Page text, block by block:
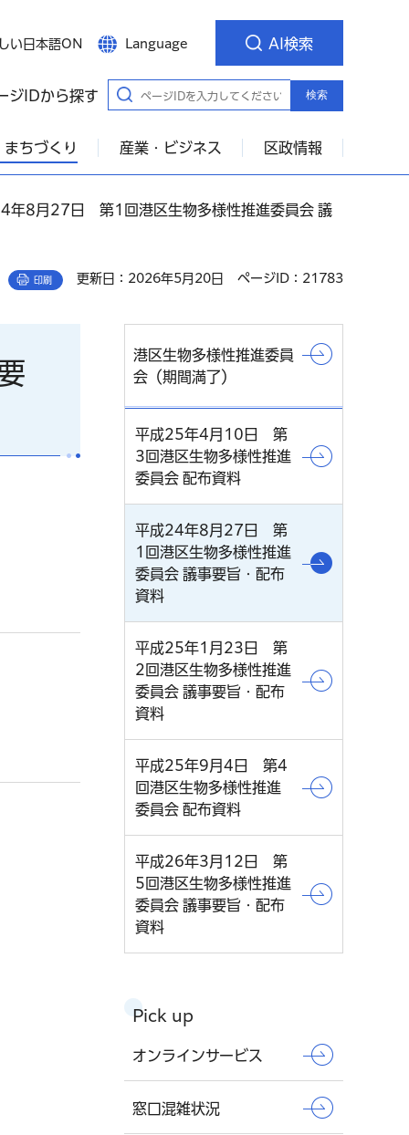
い日本語ON Language AI検索
ジIDから探す 検索
まちづくり 産業・ビジネス 区政情報
年8月27日 第1回港区生物多様性推進委員会 議
印刷 更新日：2026年5月20日 ページID：21783
港区生物多様性推進委員
会（期間満了）
平成25年4月10日 第
3回港区生物多様性推進
委員会 配布資料
平成24年8月27日 第
1回港区生物多様性推進
委員会 議事要旨・配布
資料
平成25年1月23日 第
2回港区生物多様性推進
委員会 議事要旨・配布
資料
平成25年9月4日 第4
回港区生物多様性推進
委員会 配布資料
平成26年3月12日 第
5回港区生物多様性推進
委員会 議事要旨・配布
資料
Pick up
オンラインサービス
窓口混雑状況